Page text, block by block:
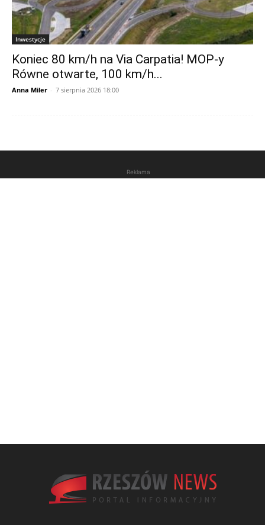
Inwestycje
Koniec 80 km/h na Via Carpatia! MOP-y
Równe otwarte, 100 km/h...
Anna Miler - 7 sierpnia 2026 18:00
Reklama